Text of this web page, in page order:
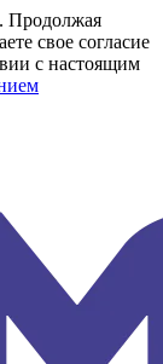
Продолжая
свое согласие
с настоящим